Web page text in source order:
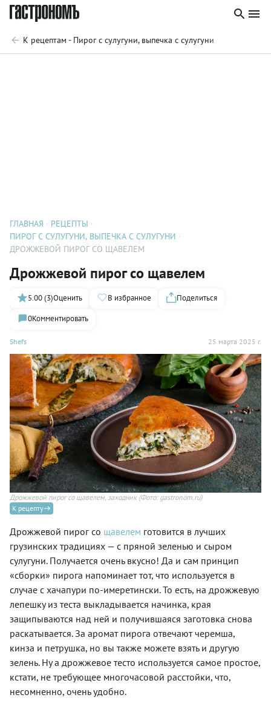
К рецептам - Пирог с сулугуни, выпечка с сулугуни
ГЛАВНАЯ
РЕЦЕПТЫ
ПИРОГ С СУЛУГУНИ, ВЫПЕЧКА С СУЛУГУНИ
ДРОЖЖЕВОЙ ПИРОГ СО ЩАВЕЛЕМ
Дрожжевой пирог со щавелем
Shefs 25 марта 2025 г.
5.00 (3)Оценить В избранное
Поделиться
0Комментировать
Дрожжевой пирог со щавелем, заходник(Фото: gastronom.ru)
К рецепту
Дрожжевой пирог со щавелем готовится в лучших
грузинских традициях — с пряной зеленью и сыром
сулугуни. Получается очень вкусно! Да и сам принцип
«сборки» пирога напоминает тот, что используется в
случае с хачапури по-имеретински. То есть, на дрожжевую
лепешку из теста выкладывается начинка, края
защипываются над ней и получившаяся заготовка снова
раскатывается. За аромат пирога отвечают черемша,
кинза и петрушка, но вы также можете взять и другую
зелень. Ну а дрожжевое тесто используется самое простое,
кстати, не требующее многочасовой расстойки, что,
несомненно, очень удобно.